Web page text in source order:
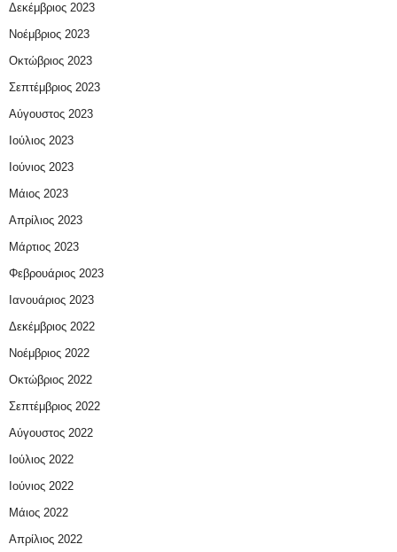
Δεκέμβριος 2023
Νοέμβριος 2023
Οκτώβριος 2023
Σεπτέμβριος 2023
Αύγουστος 2023
Ιούλιος 2023
Ιούνιος 2023
Μάιος 2023
Απρίλιος 2023
Μάρτιος 2023
Φεβρουάριος 2023
Ιανουάριος 2023
Δεκέμβριος 2022
Νοέμβριος 2022
Οκτώβριος 2022
Σεπτέμβριος 2022
Αύγουστος 2022
Ιούλιος 2022
Ιούνιος 2022
Μάιος 2022
Απρίλιος 2022